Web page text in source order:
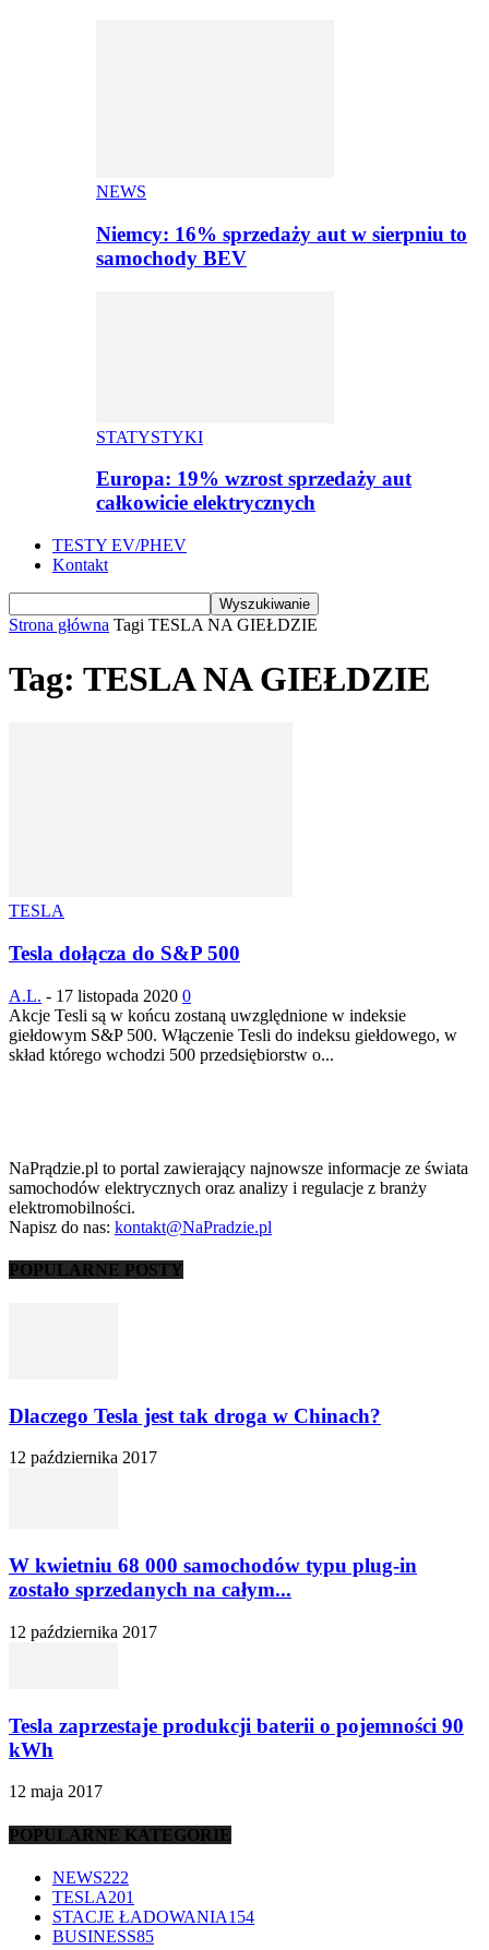
NEWS
Niemcy: 16% sprzedaży aut w sierpniu to
samochody BEV
STATYSTYKI
Europa: 19% wzrost sprzedaży aut
całkowicie elektrycznych
TESTY EV/PHEV
Kontakt
Strona główna Tagi TESLA NA GIEŁDZIE
Tag: TESLA NA GIEŁDZIE
TESLA
Tesla dołącza do S&P 500
A.L. - 17 listopada 2020 0
Akcje Tesli są w końcu zostaną uwzględnione w indeksie
giełdowym S&P 500. Włączenie Tesli do indeksu giełdowego, w
skład którego wchodzi 500 przedsiębiorstw o...
NaPrądzie.pl to portal zawierający najnowsze informacje ze świata
samochodów elektrycznych oraz analizy i regulacje z branży
elektromobilności.
Napisz do nas: kontakt@NaPradzie.pl
POPULARNE POSTY
Dlaczego Tesla jest tak droga w Chinach?
12 października 2017
W kwietniu 68 000 samochodów typu plug-in
zostało sprzedanych na całym...
12 października 2017
Tesla zaprzestaje produkcji baterii o pojemności 90
kWh
12 maja 2017
POPULARNE KATEGORIE
NEWS222
TESLA201
STACJE ŁADOWANIA154
BUSINESS85